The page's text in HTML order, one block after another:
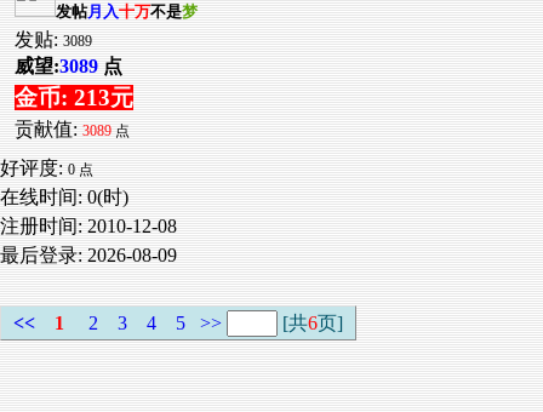
发帖月入十万不是梦
发贴: 3089
威望:3089 点
金币: 213元
贡献值: 3089 点
好评度: 0 点
在线时间: 0(时)
注册时间: 2010-12-08
最后登录: 2026-08-09
<< 1 2 3 4 5 >> [共6页]